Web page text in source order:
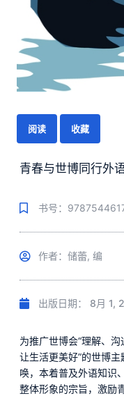
阅读 收藏
青春与世博同行外
书号：
作者：储蕾, 编
出版日期： 8月 1,
为推广世博会“理解、沟
让生活更美好”的世博
唤，本着普及外语知识
整体形象的宗旨，激励